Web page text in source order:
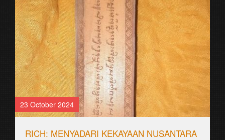
23 October 2024
RICH: MENYADARI KEKAYAAN NUSANTARA